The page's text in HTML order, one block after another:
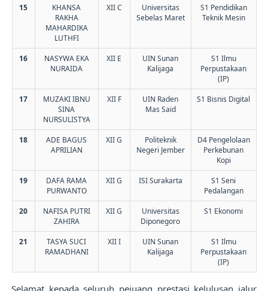
15
KHANSA
RAKHA
MAHARDIKA
LUTHFI
XII C
Universitas
Sebelas Maret
S1 Pendidikan
Teknik Mesin
16
NASYWA EKA
NURAIDA
XII E
UIN Sunan
Kalijaga
S1 Ilmu
Perpustakaan
(IP)
17
MUZAKI IBNU
SINA
NURSULISTYA
XII F
UIN Raden
Mas Said
S1 Bisnis Digital
18
ADE BAGUS
APRILIAN
XII G
Politeknik
Negeri Jember
D4 Pengelolaan
Perkebunan
Kopi
19
DAFA RAMA
PURWANTO
XII G ISI Surakarta
S1 Seni
Pedalangan
20
NAFISA PUTRI
ZAHIRA
XII G
Universitas
Diponegoro
S1 Ekonomi
21
TASYA SUCI
RAMADHANI
XII I
UIN Sunan
Kalijaga
S1 Ilmu
Perpustakaan
(IP)
Selamat kepada seluruh pejuang prestasi kelulusan jalur